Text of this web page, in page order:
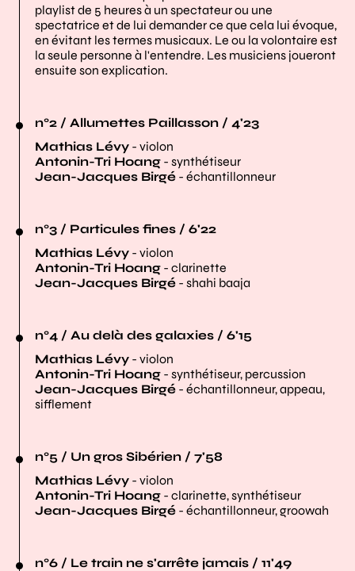
playlist de 5 heures à un spectateur ou une
spectatrice et de lui demander ce que cela lui évoque,
en évitant les termes musicaux. Le ou la volontaire est
la seule personne à l'entendre. Les musiciens joueront
ensuite son explication.
n°2 / Allumettes Paillasson / 4'23
Mathias Lévy - violon
Antonin-Tri Hoang - synthétiseur
Jean-Jacques Birgé - échantillonneur
n°3 / Particules fines / 6'22
Mathias Lévy - violon
Antonin-Tri Hoang - clarinette
Jean-Jacques Birgé - shahi baaja
n°4 / Au delà des galaxies / 6'15
Mathias Lévy - violon
Antonin-Tri Hoang - synthétiseur, percussion
Jean-Jacques Birgé - échantillonneur, appeau,
sifflement
n°5 / Un gros Sibérien / 7'58
Mathias Lévy - violon
Antonin-Tri Hoang - clarinette, synthétiseur
Jean-Jacques Birgé - échantillonneur, groowah
n°6 / Le train ne s'arrête jamais / 11'49